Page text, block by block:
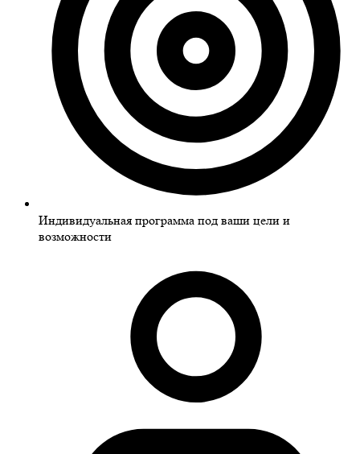
Индивидуальная программа под ваши цели и
возможности